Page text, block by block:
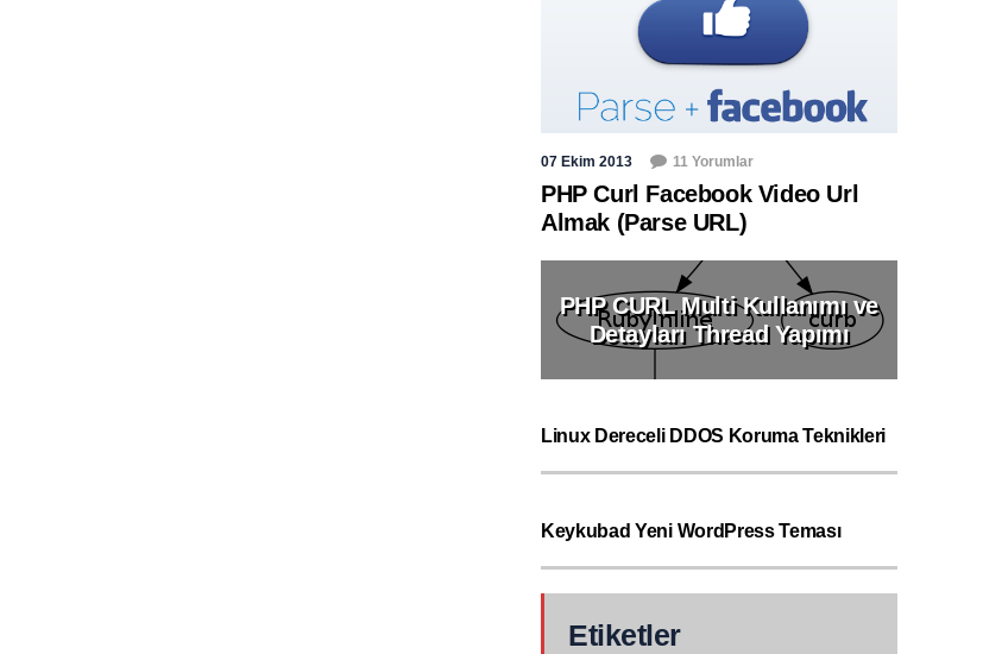
07 Ekim 2013 11 Yorumlar
PHP Curl Facebook Video Url
Almak (Parse URL)
PHP CURL Multi Kullanımı ve
Detayları Thread Yapımı
Linux Dereceli DDOS Koruma Teknikleri
Keykubad Yeni WordPress Teması
Etiketler